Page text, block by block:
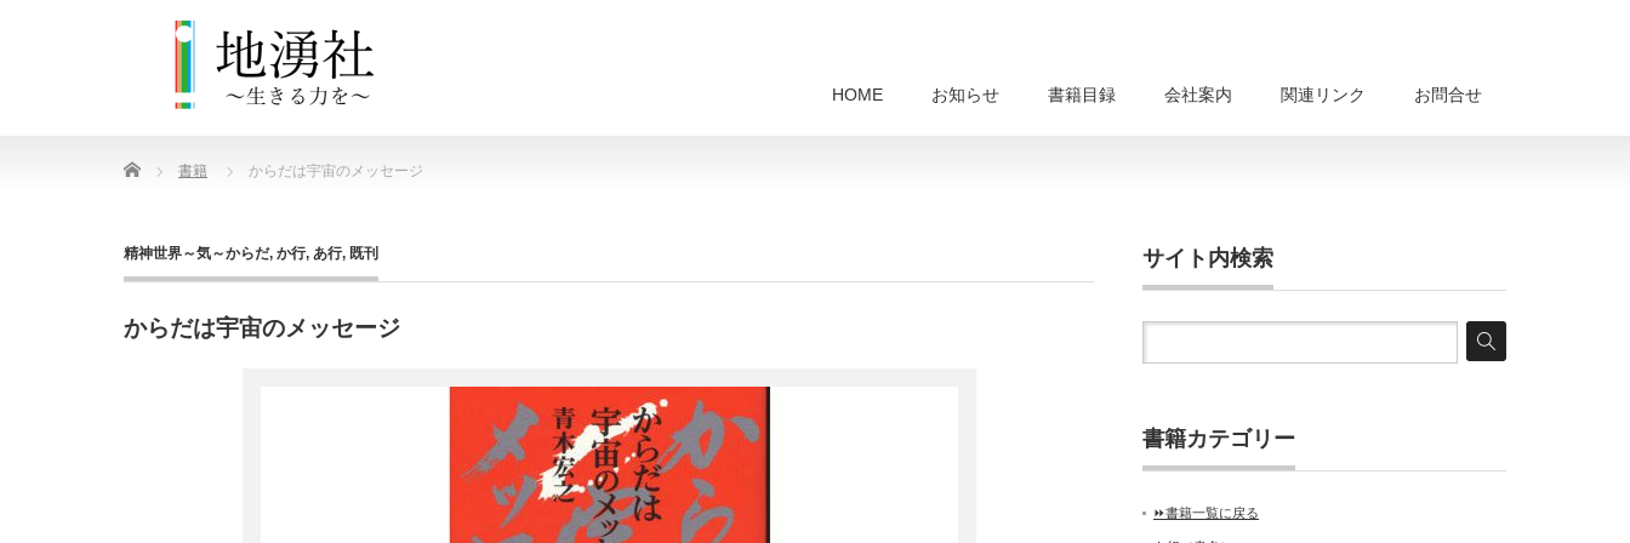
HOME お知らせ 書籍目録 会社案内 関連リンク お問合せ
Home 書籍 からだは宇宙のメッセージ
精神世界～気～からだ, か行, あ行, 既刊
からだは宇宙のメッセージ
サイト内検索
書籍カテゴリー
⏩書籍一覧に戻る